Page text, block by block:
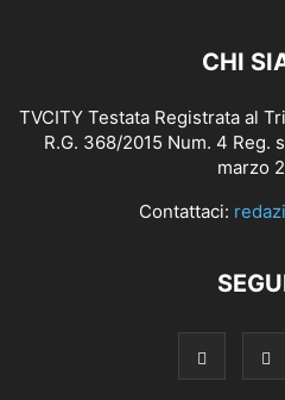
CHI
TVCITY Testata Registrata al
R.G. 368/2015 Num. 4 Reg.
marzo
Contattaci: